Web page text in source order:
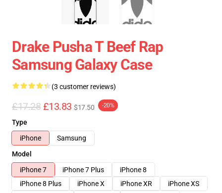
Drake Pusha T Beef Rap
Samsung Galaxy Case
(3 customer reviews)
£17.28 £13.83 $17.50 -20%
Type
iPhone
Samsung
Model
iPhone 7
iPhone 7 Plus
iPhone 8
iPhone 8 Plus
iPhone X iPhone XR
iPhone XS